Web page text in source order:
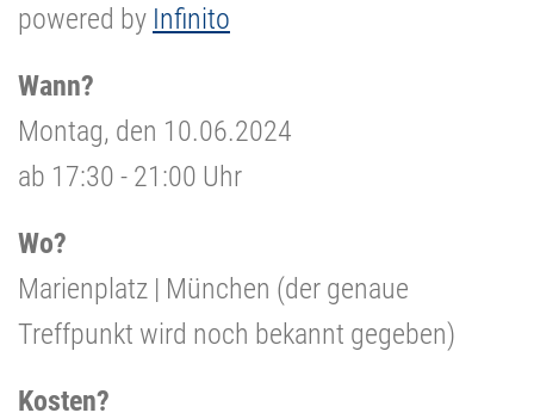
powered by Infinito
Wann?
Montag, den 10.06.2024
ab 17:30 - 21:00 Uhr
Wo?
Marienplatz | München (der genaue
Treffpunkt wird noch bekannt gegeben)
Kosten?